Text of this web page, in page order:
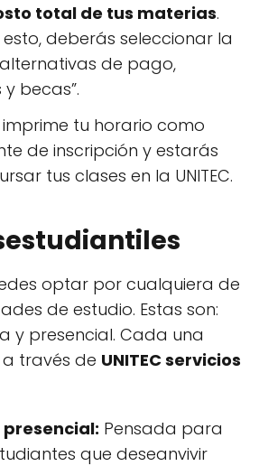
total de tus materias.
deberás seleccionar la
de pago,
becas”.
imprime tu horario como
de inscripción y estarás
tus clases en la UNITEC.
optar por cualquiera de
de estudio. Estas son:
y presencial. Cada una
través de UNITEC servicios
Pensada para
que deseanvivir